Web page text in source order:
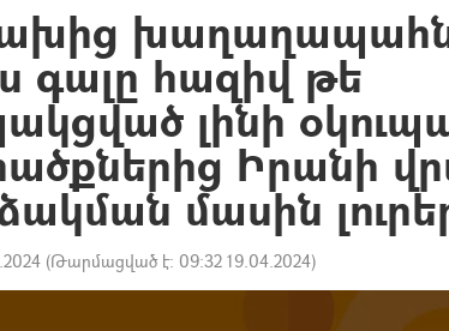
գալը հազիվ թե
լինի
Իրանի
մասին
(Թարմացված է: 09:32 19.04.2024)